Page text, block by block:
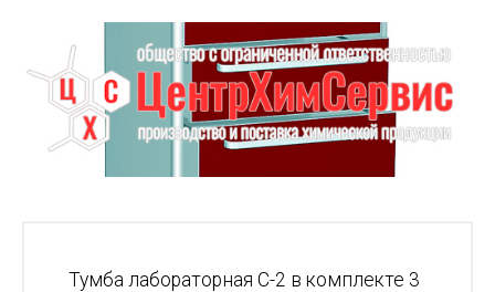
Тумба лабораторная С-2 в комплекте 3